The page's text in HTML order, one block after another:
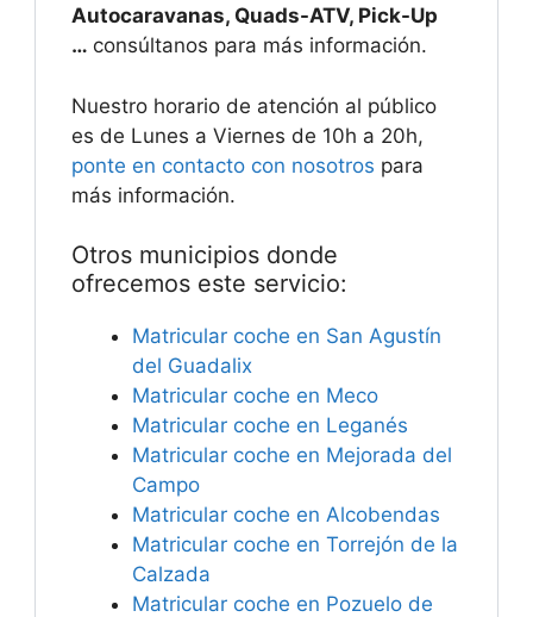
Autocaravanas, Quads-ATV, Pick-Up
… consúltanos para más información.
Nuestro horario de atención al público
es de Lunes a Viernes de 10h a 20h,
ponte en contacto con nosotros para
más información.
Otros municipios donde
ofrecemos este servicio:
Matricular coche en San Agustín
del Guadalix
Matricular coche en Meco
Matricular coche en Leganés
Matricular coche en Mejorada del
Campo
Matricular coche en Alcobendas
Matricular coche en Torrejón de la
Calzada
Matricular coche en Pozuelo de